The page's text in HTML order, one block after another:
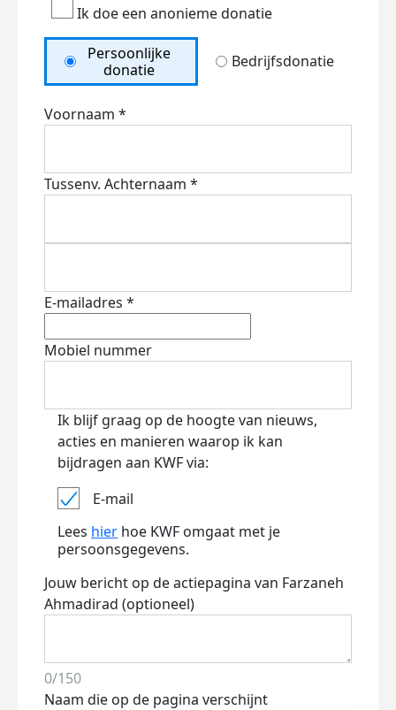
Ik doe een anonieme donatie
Persoonlijke
donatie
Bedrijfsdonatie
Voornaam *
Tussenv. Achternaam *
E-mailadres *
Mobiel nummer
Ik blijf graag op de hoogte van nieuws,
acties en manieren waarop ik kan
bijdragen aan KWF via:
E-mail
Lees hier hoe KWF omgaat met je
persoonsgegevens.
Jouw bericht op de actiepagina van Farzaneh
Ahmadirad (optioneel)
0/150
Naam die op de pagina verschijnt